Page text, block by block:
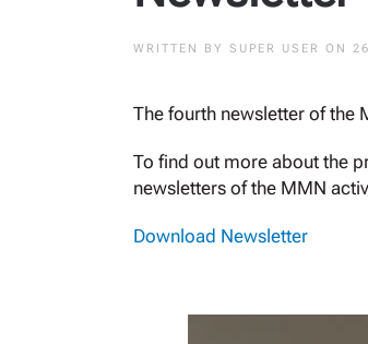
WRITTEN BY SUPER USER ON
The fourth newsletter of the
To find out more about the
newsletters of the MMN
Download Newsletter